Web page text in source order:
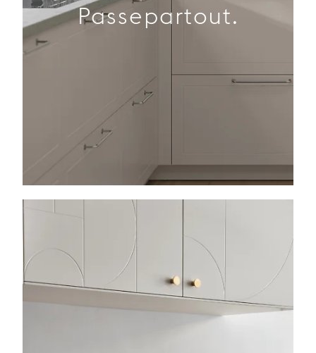
Passepartout.